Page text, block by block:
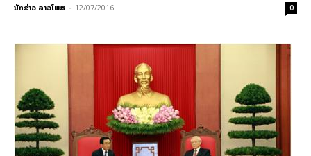
ນັກຂ່າວ ລາວໂພສ - 12/07/2016 0